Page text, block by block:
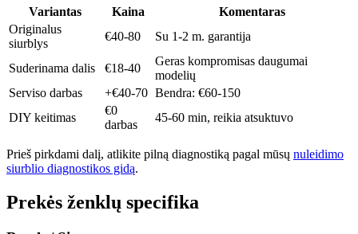
Variantas Kaina
Komentaras
Originalus
siurblys
€40-80 Su 1-2 m. garantija
Suderinama dalis €18-40
Geras kompromisas daugumai
modelių
Serviso darbas
+€40-70 Bendra: €60-150
DIY keitimas
€0
darbas
45-60 min, reikia atsuktuvo
Prieš pirkdami dalį, atlikite pilną diagnostiką pagal mūsų nuleidimo
siurblio diagnostikos gidą.
Prekės ženklų specifika